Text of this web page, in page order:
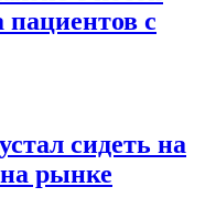
пациентов с
сидеть на
рынке